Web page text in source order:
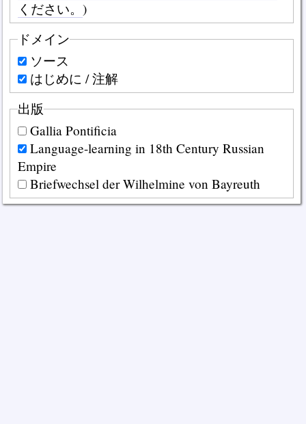
ください。)
ドメイン
ソース
はじめに / 注解
出版
Gallia Pontificia
Language-learning in 18th Century Russian
Empire
Briefwechsel der Wilhelmine von Bayreuth